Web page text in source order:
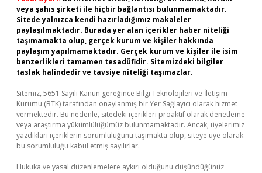
veya şahıs şirketi ile hiçbir bağlantısı bulunmamaktadır.
Sitede yalnızca kendi hazırladığımız makaleler
paylaşılmaktadır. Burada yer alan içerikler haber niteliği
taşımamakta olup, gerçek kurum ve kişiler hakkında
paylaşım yapılmamaktadır. Gerçek kurum ve kişiler ile isim
benzerlikleri tamamen tesadüfidir. Sitemizdeki bilgiler
taslak halindedir ve tavsiye niteliği taşımazlar.
Sitemiz, 5651 Sayılı Kanun gereğince Bilgi Teknolojileri ve İletişim
Kurumu (BTK) tarafından onaylanmış bir Yer Sağlayıcı olarak hizmet
vermektedir. Bu nedenle, sitedeki içerikleri proaktif olarak denetleme
veya araştırma yükümlülüğümüz bulunmamaktadır. Ancak, üyelerimiz
yazdıkları içeriklerin sorumluluğunu taşımakta olup, siteye üye olarak
bu sorumluluğu kabul etmiş sayılırlar.
Hukuka ve yasal düzenlemelere aykırı olduğunu düşündüğünüz